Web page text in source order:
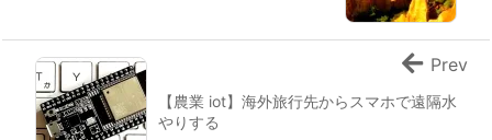
【農業 iot】海外旅行先からスマホで遠隔水
やりする
Prev